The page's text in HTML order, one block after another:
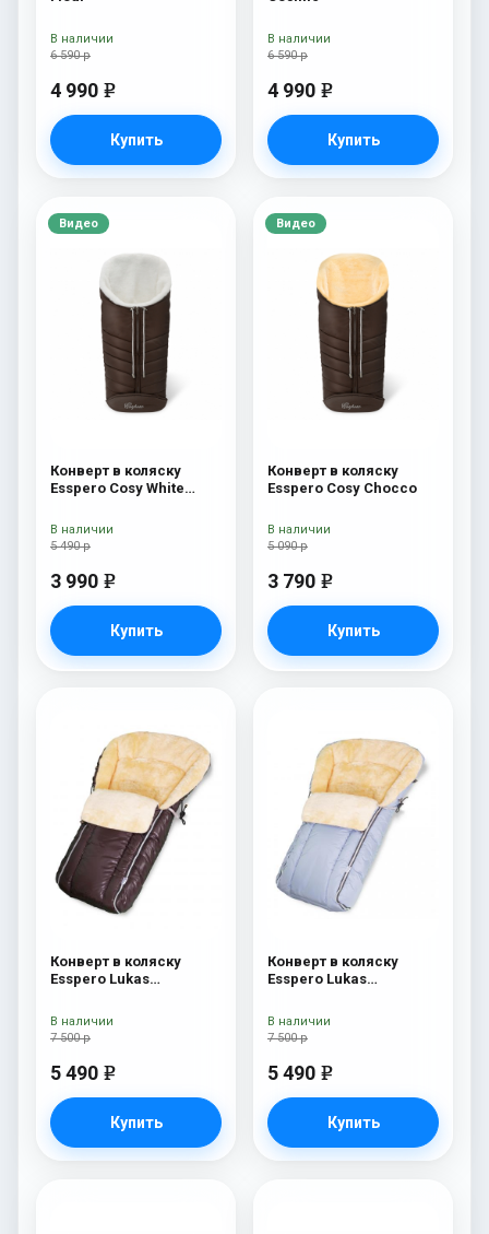
6 590 р
4 990 e
Купить
В наличии
6 590 р
4 990 e
Купить
В наличии
Видео
Конверт в коляску
Esspero Cosy White
5 490 р
3 990 e
Купить
В наличии
Видео
Конверт в коляску
Esspero Cosy Chocco
5 090 р
3 790 e
Купить
В наличии
Конверт в коляску
Esspero Lukas
шерсть) Chocolat
7 500 р
5 490 e
Купить
В наличии
Конверт в коляску
Esspero Lukas
шерсть) Blue Mountain
7 500 р
5 490 e
Купить
В наличии